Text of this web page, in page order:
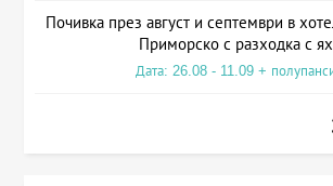
Почивка през август и септември в
Приморско с разходка с
Дата: 26.08 - 11.09 +